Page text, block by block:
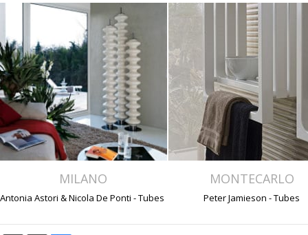
MILANO
Antonia Astori & Nicola De Ponti - Tubes
MONTECARLO
Peter Jamieson - Tubes